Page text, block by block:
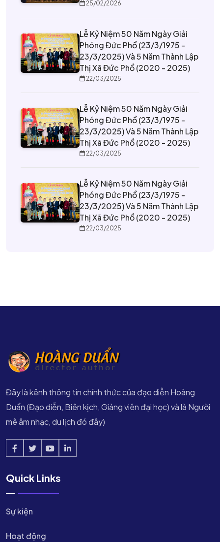
25/02/2026
Lễ Kỷ Niệm 50 Năm Ngày Giải
Phóng Đức Phổ (23/3/1975 -
23/3/2025) Và 5 Năm Thành Lập
Thị Xã Đức Phổ (2020 - 2025)
22/03/2025
Lễ Kỷ Niệm 50 Năm Ngày Giải
Phóng Đức Phổ (23/3/1975 -
23/3/2025) Và 5 Năm Thành Lập
Thị Xã Đức Phổ (2020 - 2025)
22/03/2025
Lễ Kỷ Niệm 50 Năm Ngày Giải
Phóng Đức Phổ (23/3/1975 -
23/3/2025) Và 5 Năm Thành Lập
Thị Xã Đức Phổ (2020 - 2025)
22/03/2025
Đây là kênh thông tin chính thức của đạo diễn Hoàng
Duẩn (Đạo diễn, Biên kịch, Giảng viên đại học) và là Người
mê âm nhạc, du lịch đó đây)
Quick Links
Sự kiện
Hoạt động